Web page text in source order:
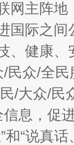
网主阵
国际之
、健康
民众/全
/大众/民
息，促
和“说真